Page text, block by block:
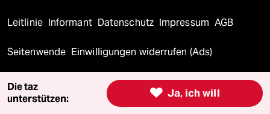
Leitlinie Informant Datenschutz Impressum AGB
Seitenwende Einwilligungen widerrufen (Ads)
 Ja, ich will
Die taz
unterstützen: